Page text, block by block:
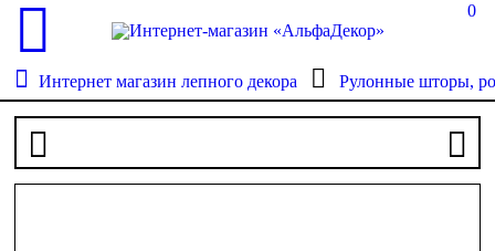
0
Интернет магазин лепного декора Рулонные шторы,